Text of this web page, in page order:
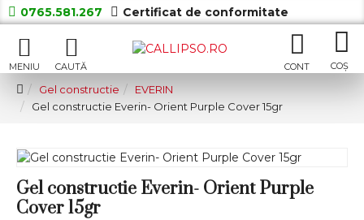
0765.581.267 Certificat de conformitate
Gel constructie
EVERIN
Gel constructie Everin- Orient Purple Cover 15gr
Gel constructie Everin- Orient Purple
Cover 15gr